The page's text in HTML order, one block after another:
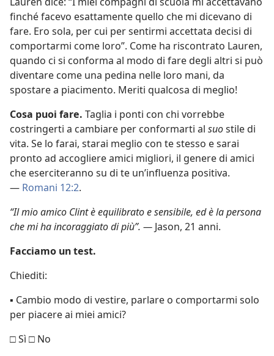
finché facevo esattamente quello che mi dicevano di
fare. Ero sola, per cui per sentirmi accettata decisi di
comportarmi come loro”. Come ha riscontrato Lauren,
quando ci si conforma al modo di fare degli altri si può
diventare come una pedina nelle loro mani, da
spostare a piacimento. Meriti qualcosa di meglio!
Cosa puoi fare. Taglia i ponti con chi vorrebbe
costringerti a cambiare per conformarti al suostile di
vita. Se lo farai, starai meglio con te stesso e sarai
pronto ad accogliere amici migliori, il genere di amici
che eserciteranno su di te un’influenza positiva.
— Romani 12:2.
“Il mio amico Clint è equilibrato e sensibile, ed è la persona
che mi ha incoraggiato di più”. — Jason, 21 anni.
Facciamo un test.
Chiediti:
▪ Cambio modo di vestire, parlare o comportarmi solo
per piacere ai miei amici?
□ Sì □ No